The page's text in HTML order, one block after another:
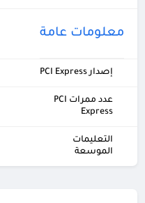
معلومات عامة
إصدار PCI Express
عدد ممرات PCI
Express
التعليمات
الموسعة